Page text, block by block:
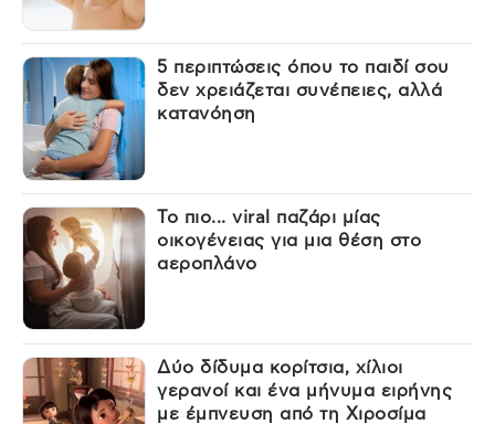
5 περιπτώσεις όπου το παιδί σου
δεν χρειάζεται συνέπειες, αλλά
κατανόηση
Το πιο... viral παζάρι μίας
οικογένειας για μια θέση στο
αεροπλάνο
Δύο δίδυμα κορίτσια, χίλιοι
γερανοί και ένα μήνυμα ειρήνης
με έμπνευση από τη Χιροσίμα